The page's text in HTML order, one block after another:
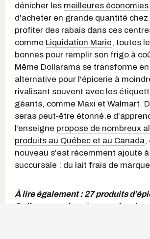
dénicher les meilleures économies
d'acheter en grande quantité chez
profiter des rabais dans ces
comme Liquidation Marie, toutes
bonnes pour remplir son frigo à
Même Dollarama se transforme
alternative pour l'épicerie à
rivalisant souvent avec les
géants, comme Maxi et Walmart.
seras peut-être étonné.e
l’enseigne propose de nombreux
produits au Québec et au Canada,
nouveau s'est récemment ajouté à
succursale : du lait frais de
À lire également :27 produits
Dollarama qui sont pas mal moins